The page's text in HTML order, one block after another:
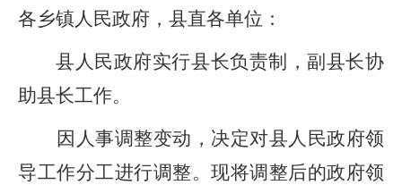
各乡镇人民政府，县直各单位：
县人民政府实行县长负责制，副县长协
助县长工作。
因人事调整变动， 决定对县人民政府领
导工作分工进行调整。 现将调整后的政府领